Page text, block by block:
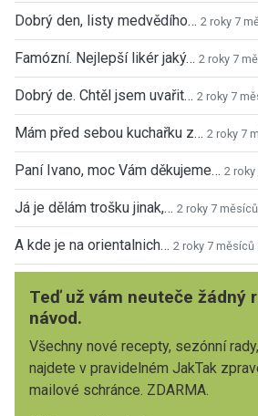
Dobrý den, listy medvědího… 2 roky 7
Famózní. Nejlepší likér jaký… 2 roky 7
Dobrý de. Chtěl jsem uvařit… 2 roky 7
Mám před sebou kuchařku z… 2 roky 7
Paní Ivano, moc Vám děkujeme… 2
Já je dělám trošku jinak,… 2 roky 7
A kde je na orientalnich… 2 roky 7 měsíců
Teď už vám neuteče žádný
návod.
Všechny nové recepty, sezónní
najdete v pravidelném JakTak
mailové schránce. ZDARMA.